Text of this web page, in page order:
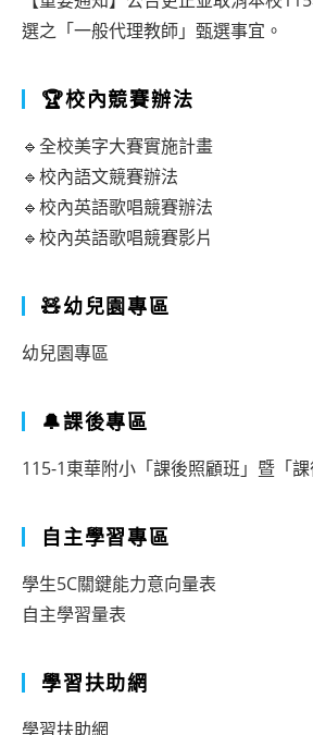
選之「一般代理教師」甄選事宜。
🏆校內競賽辦法
🔹全校美字大賽實施計畫
🔹校內語文競賽辦法
🔹校內英語歌唱競賽辦法
🔹校內英語歌唱競賽影片
🧸幼兒園專區
幼兒園專區
🔔課後專區
115-1東華附小「課後照顧班」暨「
自主學習專區
學生5C關鍵能力意向量表
自主學習量表
學習扶助網
學習扶助網